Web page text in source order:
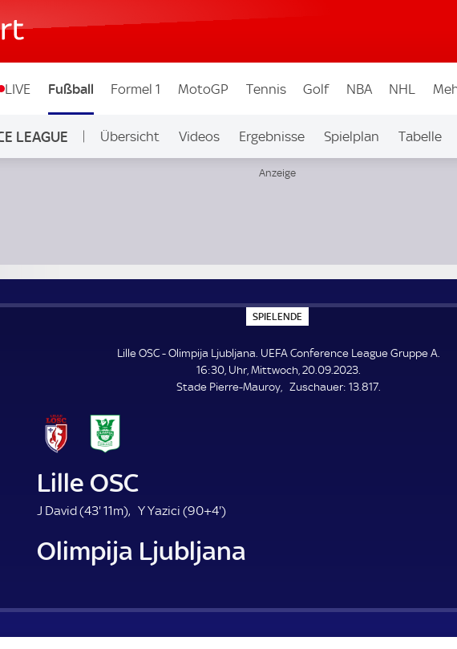
LIVE Fußball Formel 1 MotoGP Tennis Golf NBA NHL
LEAGUE Übersicht Videos Ergebnisse Spielplan Tabelle
SPIELENDE
P
E
L
E
N
Lille OSC - Olimpija Ljubljana. UEFA Conference League Gruppe A.
16:30, Uhr, Mittwoch, 20.09.2023.
Stade Pierre-Mauroy
Zuschauer: Z
13.817.
Lille OSC
J David (43'4
.
m
u
11m) Y Yazici (90+4'9
.
m
u
)
Olimpija Ljubljana